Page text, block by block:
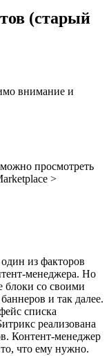
(старый
внимание и
можно просмотреть
>
из факторов
менеджера. Но
блоки со своими
и так далее.
списка
реализована
Контент-менеджер
что ему нужно.